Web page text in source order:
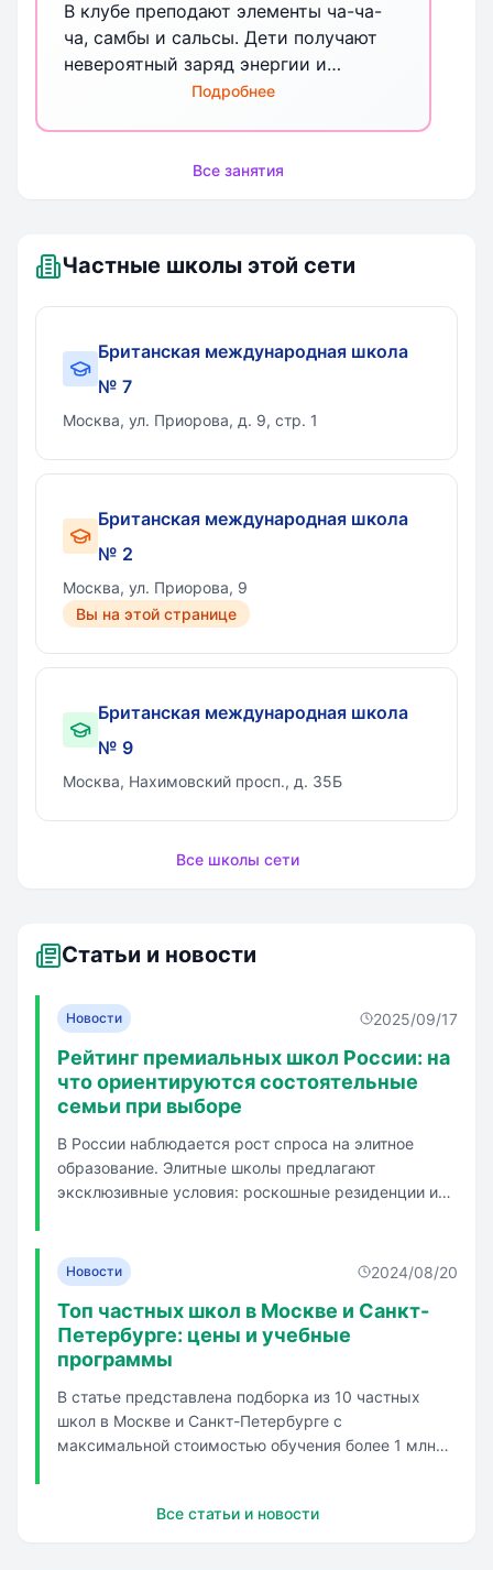
В клубе преподают элементы ча-ча-
ча, самбы и сальсы. Дети получают
невероятный заряд энергии и
положительных эмоций
Подробнее
Все занятия
Частные школы этой сети
Британская международная школа
№ 7
Москва, ул. Приорова, д. 9, стр. 1
Британская международная школа
№ 2
Москва, ул. Приорова, 9
Вы на этой странице
Британская международная школа
№ 9
Москва, Нахимовский просп., д. 35Б
Все школы сети
Статьи и новости
Новости 2025/09/17
Рейтинг премиальных школ России: на
что ориентируются состоятельные
семьи при выборе
В России наблюдается рост спроса на элитное
образование. Элитные школы предлагают
эксклюзивные условия: роскошные резиденции и
основанная в 1996 году, предлагает обучение по
программе международного бакалавриата.
Павловска...
Новости 2024/08/20
Топ частных школ в Москве и Санкт-
Петербурге: цены и учебные
программы
В статье представлена подборка из 10 частных
школ в Москве и Санкт-Петербурге с
максимальной стоимостью обучения более 1 млн
международными фондами и партнерство с
Все статьи и новости